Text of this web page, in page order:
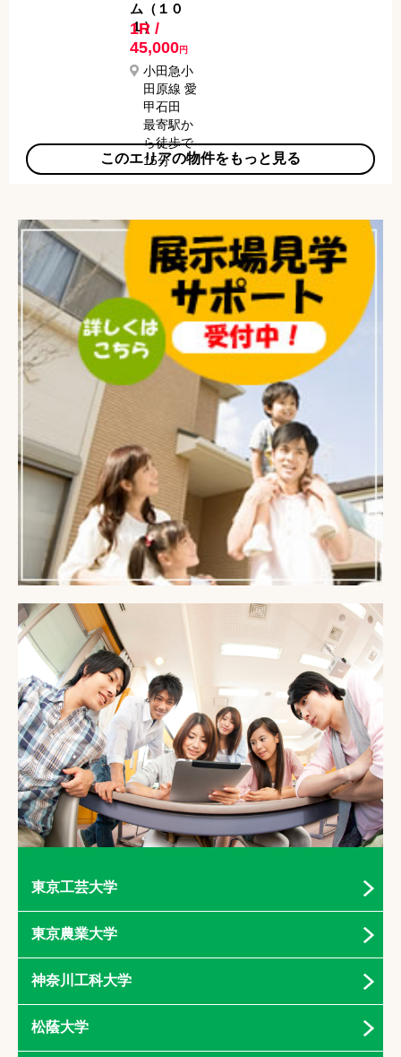
ム（１０
１）
1R /
45,000円
小田急小
田原線 愛
甲石田
最寄駅か
ら徒歩で
15分
このエリアの物件をもっと見る
東京工芸大学
東京農業大学
神奈川工科大学
松蔭大学